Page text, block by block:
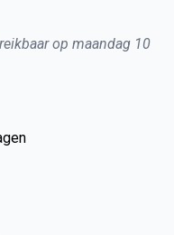
op maandag 10